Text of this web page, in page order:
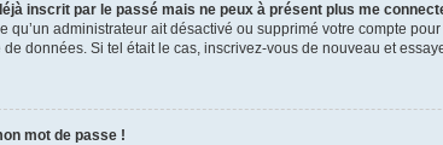
inscrit par le passé mais ne peux à présent plus me
qu’un administrateur ait désactivé ou supprimé votre compte
données. Si tel était le cas, inscrivez-vous de nouveau et
mot de passe !